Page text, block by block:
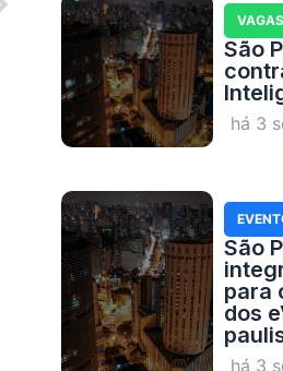
São
há 3
São
para
dos
há 3